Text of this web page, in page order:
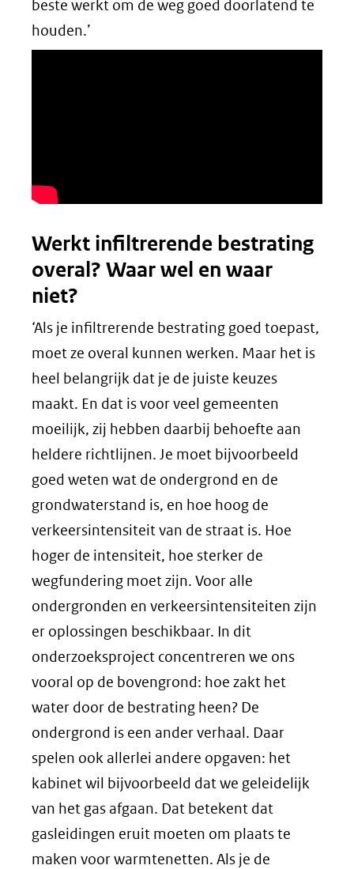
beste werkt om de weg goed doorlatend te
houden.’
Werkt infiltrerende bestrating
overal? Waar wel en waar
niet?
‘Als je infiltrerende bestrating goed toepast,
moet ze overal kunnen werken. Maar het is
heel belangrijk dat je de juiste keuzes
maakt. En dat is voor veel gemeenten
moeilijk, zij hebben daarbij behoefte aan
heldere richtlijnen. Je moet bijvoorbeeld
goed weten wat de ondergrond en de
grondwaterstand is, en hoe hoog de
verkeersintensiteit van de straat is. Hoe
hoger de intensiteit, hoe sterker de
wegfundering moet zijn. Voor alle
ondergronden en verkeersintensiteiten zijn
er oplossingen beschikbaar. In dit
onderzoeksproject concentreren we ons
vooral op de bovengrond: hoe zakt het
water door de bestrating heen? De
ondergrond is een ander verhaal. Daar
spelen ook allerlei andere opgaven: het
kabinet wil bijvoorbeeld dat we geleidelijk
van het gas afgaan. Dat betekent dat
gasleidingen eruit moeten om plaats te
maken voor warmtenetten. Als je de